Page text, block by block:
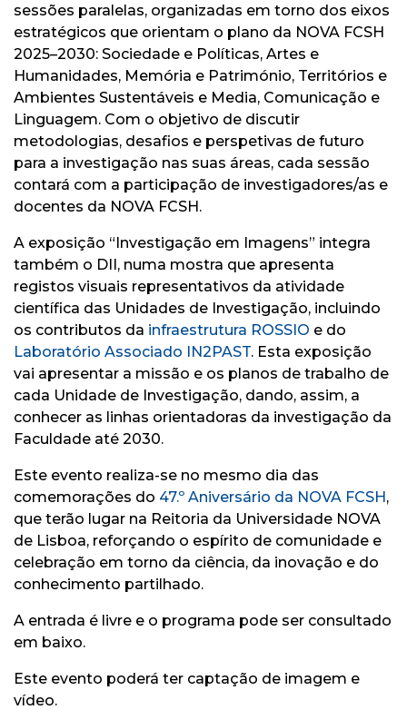
sessões paralelas, organizadas em torno dos eixos
estratégicos que orientam o plano da NOVA FCSH
2025–2030: Sociedade e Políticas, Artes e
Humanidades, Memória e Património, Territórios e
Ambientes Sustentáveis e Media, Comunicação e
Linguagem. Com o objetivo de discutir
metodologias, desafios e perspetivas de futuro
para a investigação nas suas áreas, cada sessão
contará com a participação de investigadores/as e
docentes da NOVA FCSH.
A exposição “Investigação em Imagens” integra
também o DII, numa mostra que apresenta
registos visuais representativos da atividade
científica das Unidades de Investigação, incluindo
os contributos da infraestrutura ROSSIO e do
Laboratório Associado IN2PAST. Esta exposição
vai apresentar a missão e os planos de trabalho de
cada Unidade de Investigação, dando, assim, a
conhecer as linhas orientadoras da investigação da
Faculdade até 2030.
Este evento realiza-se no mesmo dia das
comemorações do 47.º Aniversário da NOVA FCSH,
que terão lugar na Reitoria da Universidade NOVA
de Lisboa, reforçando o espírito de comunidade e
celebração em torno da ciência, da inovação e do
conhecimento partilhado.
A entrada é livre e o programa pode ser consultado
em baixo.
Este evento poderá ter captação de imagem e
vídeo.